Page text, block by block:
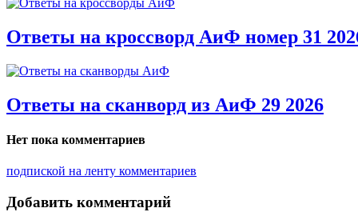
Ответы на кроссворд АиФ номер 31
Ответы на сканворд из АиФ 29 2026
Нет пока комментариев
подпиской на ленту комментариев
Добавить комментарий